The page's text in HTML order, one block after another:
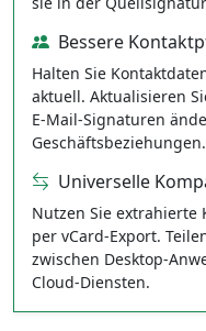
Bessere
Halten Sie
aktuell. Aktualisieren
E-Mail-Signaturen
Geschäftsbeziehungen.
Universelle
Nutzen Sie
per vCard-Export.
zwischen Desktop-
Cloud-Diensten.